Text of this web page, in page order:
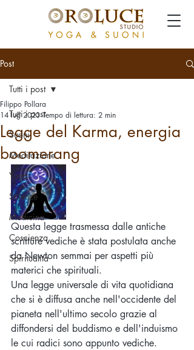
Post
Tutti i post
Suoni
Meditazione
Yoga
Scienze
Medicina
Coscienza
Spiritualità
Tutti i post
Legge del Karma, energia
boomerang
Filippo Pollara
14 lug 2023 Tempo di lettura: 2 min
Questa legge trasmessa dalle antiche
scritture vediche è stata postulata anche
da Newton semmai per aspetti più
materici che spirituali.
Una legge universale di vita quotidiana
che si è diffusa anche nell'occidente del
pianeta nell'ultimo secolo grazie al
diffondersi del buddismo e dell'induismo
le cui radici sono appunto vediche.